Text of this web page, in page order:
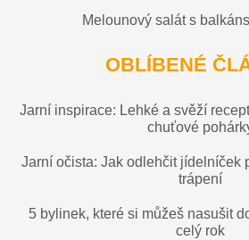
Melounový salát s
OBLÍBENÉ
Jarní inspirace: Lehké a svěží
chuťové
Jarní očista: Jak odlehčit jídelníček
trápení
5 bylinek, které si můžeš nasušit
celý rok